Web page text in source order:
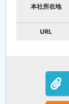
本社所在地
URL